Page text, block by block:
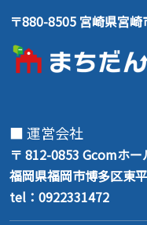
〒880-8505 宮崎県宮
■ 運営会社
〒 812-0853 Gcomホー
福岡県福岡市博多区東
tel：0922331472